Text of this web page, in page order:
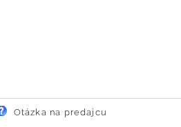
Otázka na predajcu